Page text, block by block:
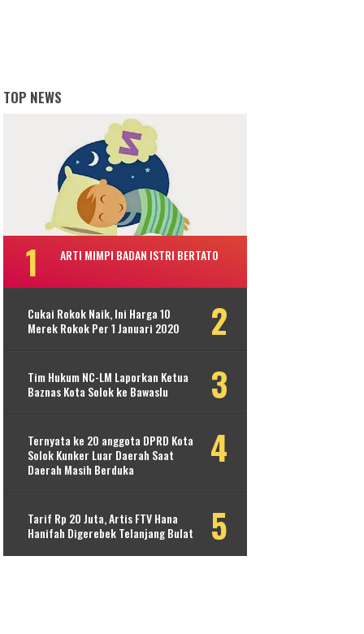
TOP NEWS
ARTI MIMPI BADAN ISTRI BERTATO
Cukai Rokok Naik, Ini Harga 10
Merek Rokok Per 1 Januari 2020
Tim Hukum NC-LM Laporkan Ketua
Baznas Kota Solok ke Bawaslu
Ternyata ke 20 anggota DPRD Kota
Solok Kunker Luar Daerah Saat
Daerah Masih Berduka
Tarif Rp 20 Juta, Artis FTV Hana
Hanifah Digerebek Telanjang Bulat